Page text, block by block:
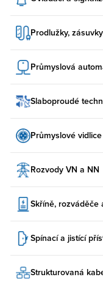
Prodlužky,
Průmyslová
Slaboproudé
Průmyslové
Rozvody VN a NN
Skříně, rozváděče
Spínací a jistící
Strukturovaná